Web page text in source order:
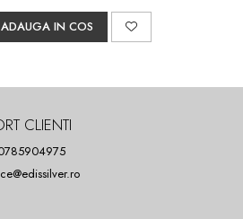
ADAUGA IN COS
CLIENTI